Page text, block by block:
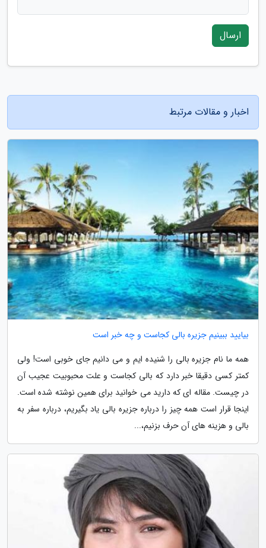
ارسال
اخبار و مقالات مرتبط
بیایید ببینیم جزیره بالی کجاست و چه خبر است
همه ما نام جزیره بالی را شنیده ایم و می دانیم جای خوبی است! ولی
کمتر کسی دقیقا خبر دارد که بالی کجاست و علت محبوبیت عجیب آن
در چیست. مقاله ای که دارید می خوانید برای همین نوشته شده است.
اینجا قرار است همه چیز را درباره جزیره بالی یاد بگیریم، درباره سفر به
بالی و هزینه های آن حرف بزنیم،...